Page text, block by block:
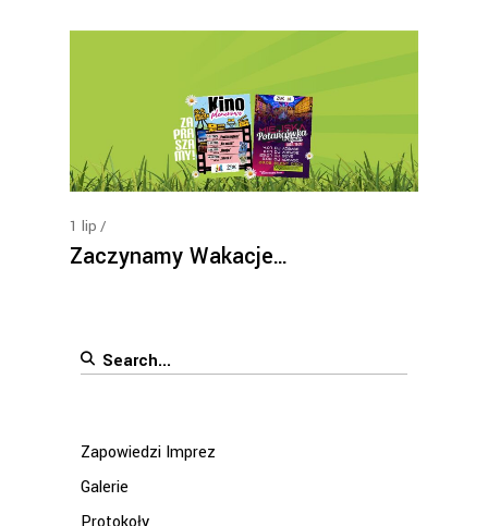
1 lip
Zaczynamy Wakacje…
Search
Zapowiedzi Imprez
Galerie